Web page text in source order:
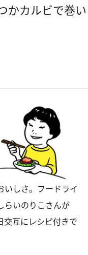
かカルビで巻い
しさ。フードライ
らいのりこさんが
交互にレシピ付きで